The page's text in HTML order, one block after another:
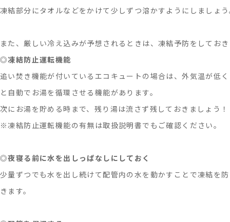
凍結部分にタオルなどをかけて少しずつ溶かすようにしましょ
また、厳しい冷え込みが予想されるときは、凍結予防をしてお
◎凍結防止運転機能
追い焚き機能が付いているエコキュートの場合は、外気温が低
と自動でお湯を循環させる機能があります。
次にお湯を貯める時まで、残り湯は流さず残しておきましょう！
※凍結防止運転機能の有無は取扱説明書でもご確認ください。
◎夜寝る前に水を出しっぱなしにしておく
少量ずつでも水を出し続けて配管内の水を動かすことで凍結を
きます。